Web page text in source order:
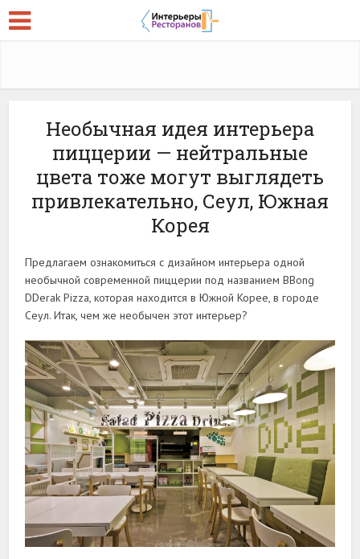
Необычная идея интерьера
пиццерии — нейтральные
цвета тоже могут выглядеть
привлекательно, Сеул, Южная
Корея
Предлагаем ознакомиться с дизайном интерьера одной
необычной современной пиццерии под названием BBong
DDerak Pizza, которая находится в Южной Корее, в городе
Сеул. Итак, чем же необычен этот интерьер?